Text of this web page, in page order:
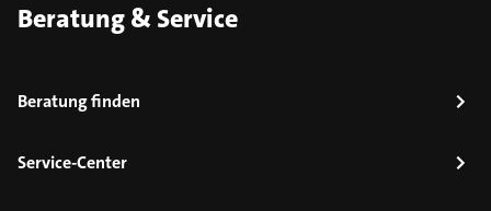
Beratung & Service
Beratung finden
Service-Center